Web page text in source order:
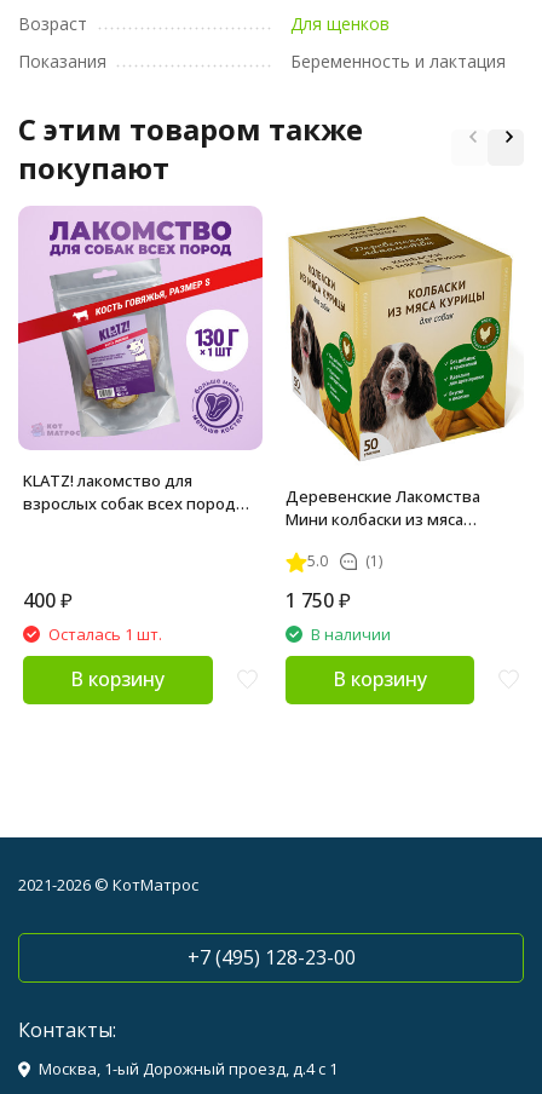
Возраст
Для щенков
Показания
Беременность и лактация
C этим товаром также
покупают
KLATZ! лакомство для
взрослых собак всех пород
400₽
Осталась 1 шт.
В корзину
Деревенские Лакомства
Мини колбаски из мяса
5.0 (1)
1 750 ₽
В наличии
В корзину
2021-2026 © КотМатрос
+7 (495) 128-23-00
Контакты:
Москва, 1-ый Дорожный проезд, д.4 с 1